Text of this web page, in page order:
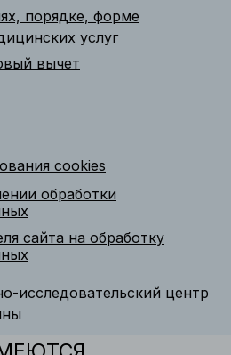
порядке, форме
услуг
вычет
cookies
обработки
сайта на обработку
исследовательский центр